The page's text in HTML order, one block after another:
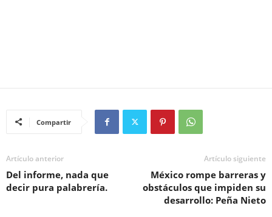
Compartir
Artículo anterior
Del informe, nada que
decir pura palabrería.
Artículo siguiente
México rompe barreras y
obstáculos que impiden su
desarrollo: Peña Nieto